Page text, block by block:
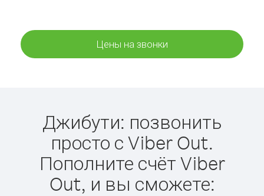
Цены на звонки
Джибути: позвонить
просто с Viber Out.
Пополните счёт Viber
Out, и вы сможете: